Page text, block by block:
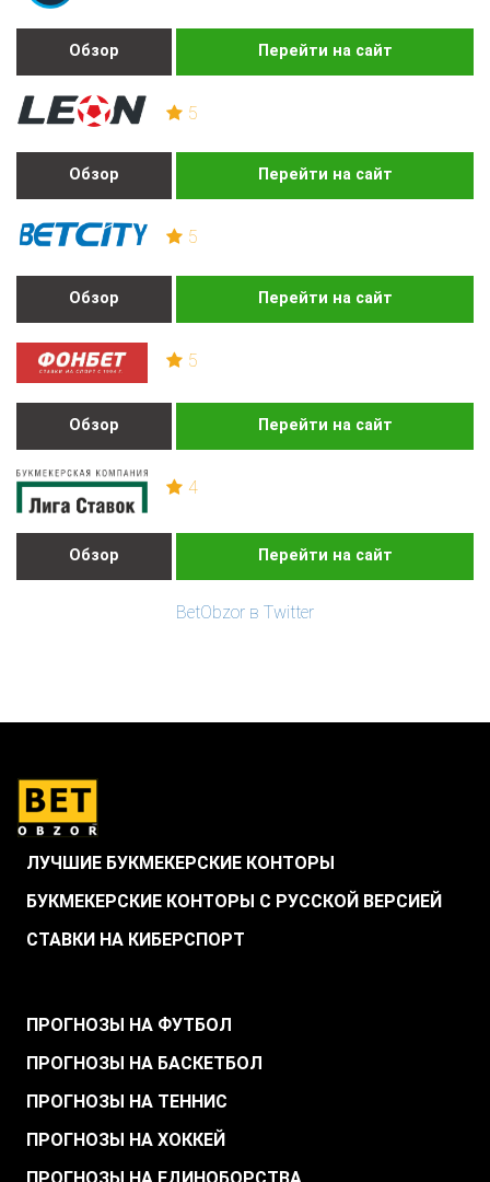
Обзор Перейти на сайт
5
Обзор Перейти на сайт
5
Обзор Перейти на сайт
5
Обзор Перейти на сайт
4
Обзор Перейти на сайт
BetObzor в Twitter
ЛУЧШИЕ БУКМЕКЕРСКИЕ КОНТОРЫ
БУКМЕКЕРСКИЕ КОНТОРЫ С РУССКОЙ ВЕРСИЕЙ
СТАВКИ НА КИБЕРСПОРТ
ПРОГНОЗЫ НА ФУТБОЛ
ПРОГНОЗЫ НА БАСКЕТБОЛ
ПРОГНОЗЫ НА ТЕННИС
ПРОГНОЗЫ НА ХОККЕЙ